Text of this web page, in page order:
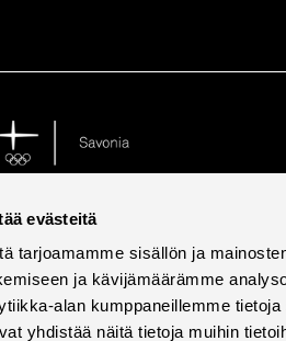
evästeitä
tarjoamamme sisällön ja
ja kävijämäärämme
alan kumppaneillemme
yhdistää näitä tietoja muihin